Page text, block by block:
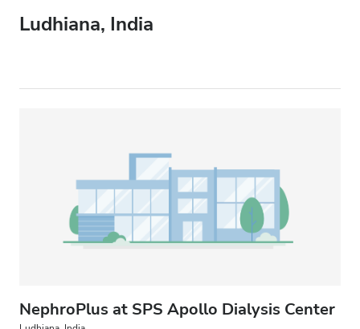
Todas las diálisis
Pacientes con hepatitis B
Pacientes con hepatitis C
GHIC
Ludhiana, India
NephroPlus at SPS Apollo Dialysis Center